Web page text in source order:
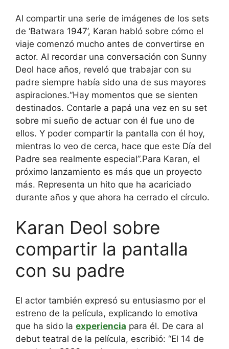
Al compartir una serie de imágenes de los sets
de ‘Batwara 1947’, Karan habló sobre cómo el
viaje comenzó mucho antes de convertirse en
actor. Al recordar una conversación con Sunny
Deol hace años, reveló que trabajar con su
padre siempre había sido una de sus mayores
aspiraciones.“Hay momentos que se sienten
destinados. Contarle a papá una vez en su set
sobre mi sueño de actuar con él fue uno de
ellos. Y poder compartir la pantalla con él hoy,
mientras lo veo de cerca, hace que este Día del
Padre sea realmente especial”.Para Karan, el
próximo lanzamiento es más que un proyecto
más. Representa un hito que ha acariciado
durante años y que ahora ha cerrado el círculo.
Karan Deol sobre
compartir la pantalla
con su padre
El actor también expresó su entusiasmo por el
estreno de la película, explicando lo emotiva
que ha sido la experiencia para él. De cara al
debut teatral de la película, escribió: “El 14 de